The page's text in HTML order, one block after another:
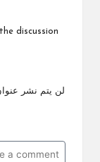
discussion?
لن يتم نشر